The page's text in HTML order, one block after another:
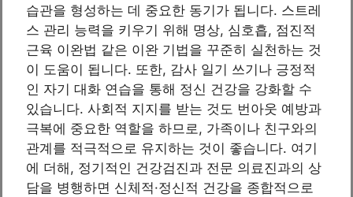
습관을 형성하는 데 중요한 동기가 됩니다. 스트레
스 관리 능력을 키우기 위해 명상, 심호흡, 점진적
근육 이완법 같은 이완 기법을 꾸준히 실천하는 것
이 도움이 됩니다. 또한, 감사 일기 쓰기나 긍정적
인 자기 대화 연습을 통해 정신 건강을 강화할 수
있습니다. 사회적 지지를 받는 것도 번아웃 예방과
극복에 중요한 역할을 하므로, 가족이나 친구와의
관계를 적극적으로 유지하는 것이 좋습니다. 여기
에 더해, 정기적인 건강검진과 전문 의료진과의 상
담을 병행하면 신체적·정신적 건강을 종합적으로